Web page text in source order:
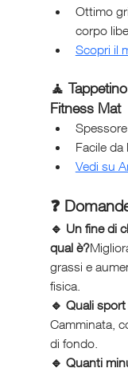
Ottimo
corpo
Scopri il
🧘
Fitness Mat
Facile da
Vedi su
❓
🔹 Un fine di
qual è?
grassi e
fisica.
🔹 Quali
Camminata,
di fondo.
🔹 Quanti